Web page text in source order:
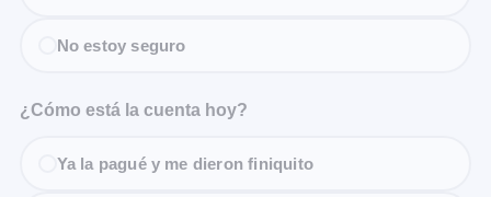
No estoy seguro
¿Cómo está la cuenta hoy?
Ya la pagué y me dieron finiquito